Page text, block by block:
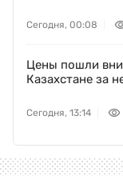
Сегодня, 00:08
Цены пошли
Казахстане за
Сегодня, 13:14